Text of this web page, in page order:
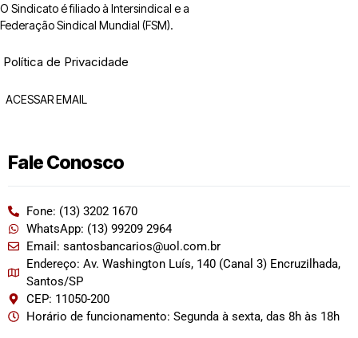
O Sindicato é filiado à Intersindical e a
Federação Sindical Mundial (FSM).
Política de Privacidade
ACESSAR EMAIL
Fale Conosco
Fone: (13) 3202 1670
WhatsApp: (13) 99209 2964
Email: santosbancarios@uol.com.br
Endereço: Av. Washington Luís, 140 (Canal 3) Encruzilhada,
Santos/SP
CEP: 11050-200
Horário de funcionamento: Segunda à sexta, das 8h às 18h